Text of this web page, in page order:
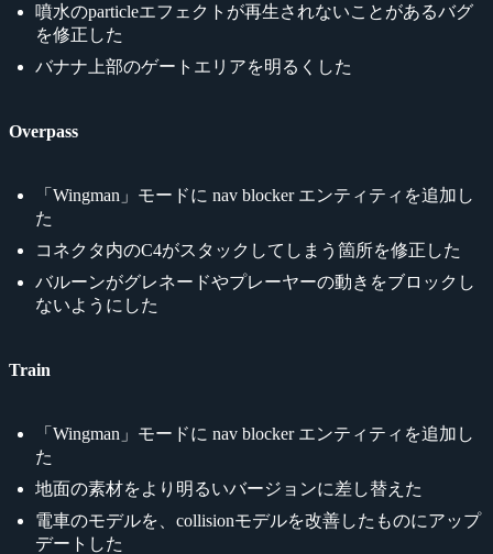
噴水のparticleエフェクトが再生されないことがあるバグ
を修正した
バナナ上部のゲートエリアを明るくした
Overpass
「Wingman」モードに nav blocker エンティティを追加し
た
コネクタ内のC4がスタックしてしまう箇所を修正した
バルーンがグレネードやプレーヤーの動きをブロックし
ないようにした
Train
「Wingman」モードに nav blocker エンティティを追加し
た
地面の素材をより明るいバージョンに差し替えた
電車のモデルを、collisionモデルを改善したものにアップ
デートした